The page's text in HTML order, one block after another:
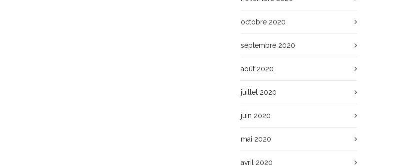
octobre 2020
septembre 2020
août 2020
juillet 2020
juin 2020
mai 2020
avril 2020